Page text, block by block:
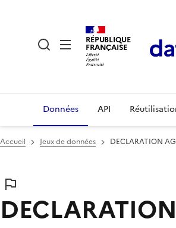
RÉPUBLIQUE
FRANÇAISE
Données API
Accueil Jeux de données DECLARATION